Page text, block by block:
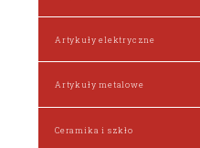
Artykuły elektryczne
Artykuły metalowe
Ceramika i szkło